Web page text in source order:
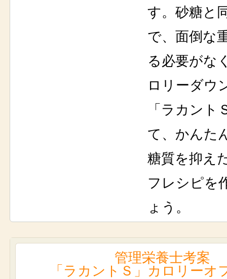
す。砂糖と
で、面倒な
る必要がな
ロリーダウ
「ラカント
て、かんた
糖質を抑え
フレシピを
ょう。
管理栄養士考案
「ラカントＳ」カロリーオ